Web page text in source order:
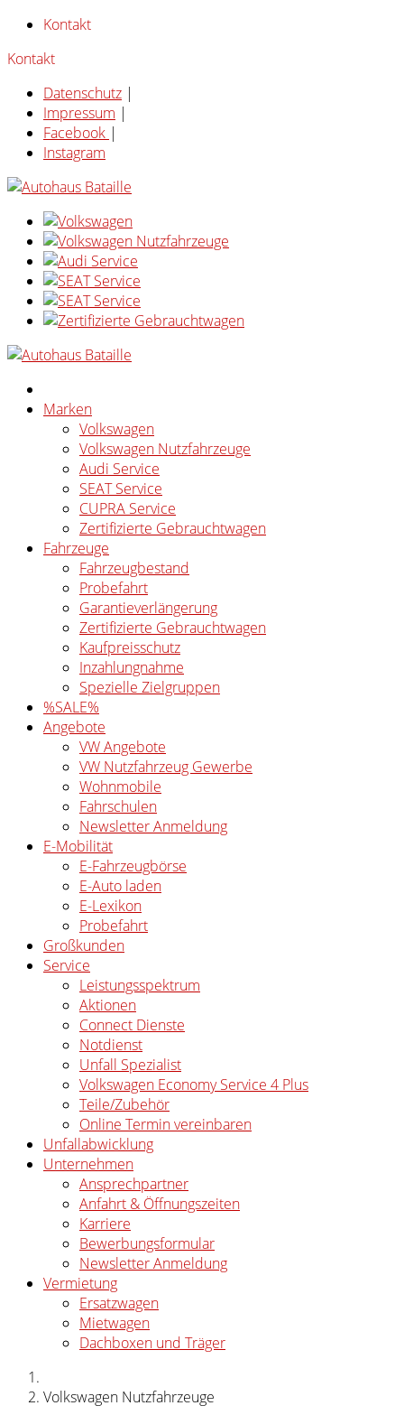
Kontakt
Kontakt
Datenschutz |
Impressum |
Facebook |
Instagram
Marken
Volkswagen
Volkswagen Nutzfahrzeuge
Audi Service
SEAT Service
CUPRA Service
Zertifizierte Gebrauchtwagen
Fahrzeuge
Fahrzeugbestand
Probefahrt
Garantieverlängerung
Zertifizierte Gebrauchtwagen
Kaufpreisschutz
Inzahlungnahme
Spezielle Zielgruppen
%SALE%
Angebote
VW Angebote
VW Nutzfahrzeug Gewerbe
Wohnmobile
Fahrschulen
Newsletter Anmeldung
E-Mobilität
E-Fahrzeugbörse
E-Auto laden
E-Lexikon
Probefahrt
Großkunden
Service
Leistungsspektrum
Aktionen
Connect Dienste
Notdienst
Unfall Spezialist
Volkswagen Economy Service 4 Plus
Teile/Zubehör
Online Termin vereinbaren
Unfallabwicklung
Unternehmen
Ansprechpartner
Anfahrt & Öffnungszeiten
Karriere
Bewerbungsformular
Newsletter Anmeldung
Vermietung
Ersatzwagen
Mietwagen
Dachboxen und Träger
Volkswagen Nutzfahrzeuge